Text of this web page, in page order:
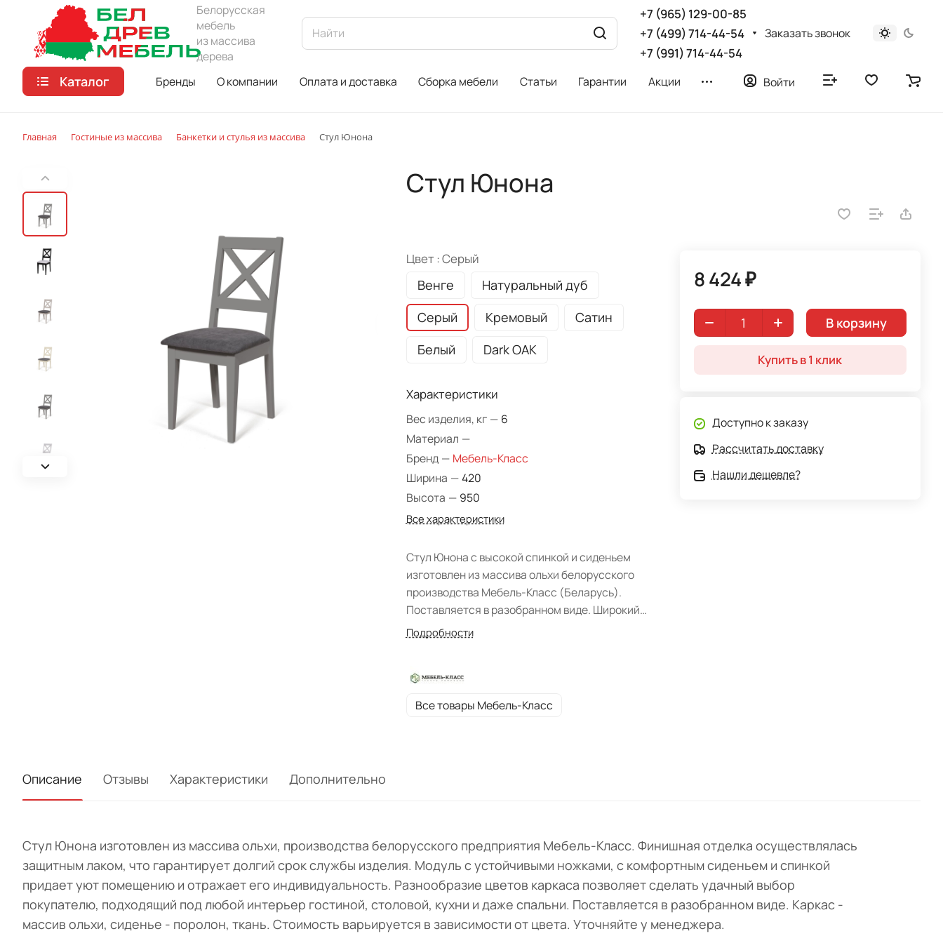
Белорусская
мебель
из массива
дерева
+7 (965) 129-00-85
+7 (499) 714-44-54
+7 (991) 714-44-54
Заказать звонок
Каталог Бренды О компании Оплата и доставка Сборка мебели Статьи Гарантии Акции Войти
Главная Гостиные из массива Банкетки и стулья из массива Стул Юнона
Стул Юнона
Цвет :Серый
Венге
Натуральный дуб
Серый
Кремовый
Сатин
Белый
Dark OAK
Характеристики
Вес изделия, кг — 6
Материал —
Бренд — Мебель-Класс
Ширина —420
Высота — 950
Все характеристики
Стул Юнона с высокой спинкой и сиденьем
изготовлен из массива ольхи белорусского
производства Мебель-Класс (Беларусь).
Поставляется в разобранном виде. Широкий
выбор цветов.
Подробности
Все товары Мебель-Класс
8 424 ₽
В корзину
Купить в 1 клик
Доступно к заказу
Рассчитать доставку
Нашли дешевле?
Описание Отзывы Характеристики Дополнительно
Стул Юнона изготовлен из массива ольхи, производства белорусского предприятия Мебель-Класс. Финишная отделка осуществлялась
защитным лаком, что гарантирует долгий срок службы изделия. Модуль с устойчивыми ножками, с комфортным сиденьем и спинкой
придает уют помещению и отражает его индивидуальность. Разнообразие цветов каркаса позволяет сделать удачный выбор
покупателю, подходящий под любой интерьер гостиной, столовой, кухни и даже спальни. Поставляется в разобранном виде. Каркас -
массив ольхи, сиденье - поролон, ткань. Стоимость варьируется в зависимости от цвета. Уточняйте у менеджера.